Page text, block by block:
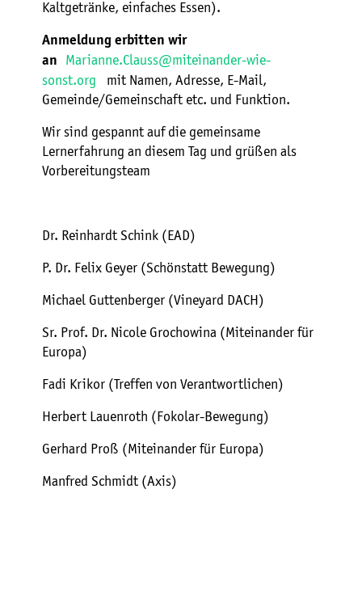
Kaltgetränke, einfaches Essen).
Anmeldung erbitten wir
an Marianne.Clauss@miteinander-wie-
sonst.org mit Namen, Adresse, E-Mail,
Gemeinde/Gemeinschaft etc. und Funktion.
Wir sind gespannt auf die gemeinsame
Lernerfahrung an diesem Tag und grüßen als
Vorbereitungsteam
Dr. Reinhardt Schink (EAD)
P. Dr. Felix Geyer (Schönstatt Bewegung)
Michael Guttenberger (Vineyard DACH)
Sr. Prof. Dr. Nicole Grochowina (Miteinander für
Europa)
Fadi Krikor (Treffen von Verantwortlichen)
Herbert Lauenroth (Fokolar-Bewegung)
Gerhard Proß (Miteinander für Europa)
Manfred Schmidt (Axis)